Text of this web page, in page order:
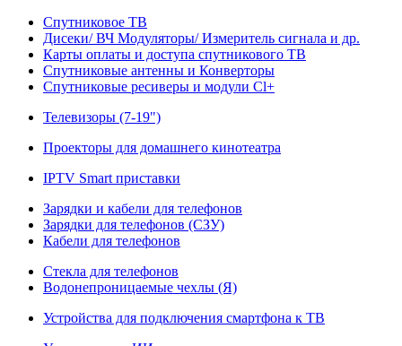
Спутниковое ТВ
Дисеки/ ВЧ Модуляторы/ Измеритель сигнала и др.
Карты оплаты и доступа спутникового ТВ
Спутниковые антенны и Конверторы
Спутниковые ресиверы и модули Cl+
Телевизоры (7-19")
Проекторы для домашнего кинотеатра
IPTV Smart приставки
Зарядки и кабели для телефонов
Зарядки для телефонов (СЗУ)
Кабели для телефонов
Стекла для телефонов
Водонепроницаемые чехлы (Я)
Устройства для подключения смартфона к ТВ